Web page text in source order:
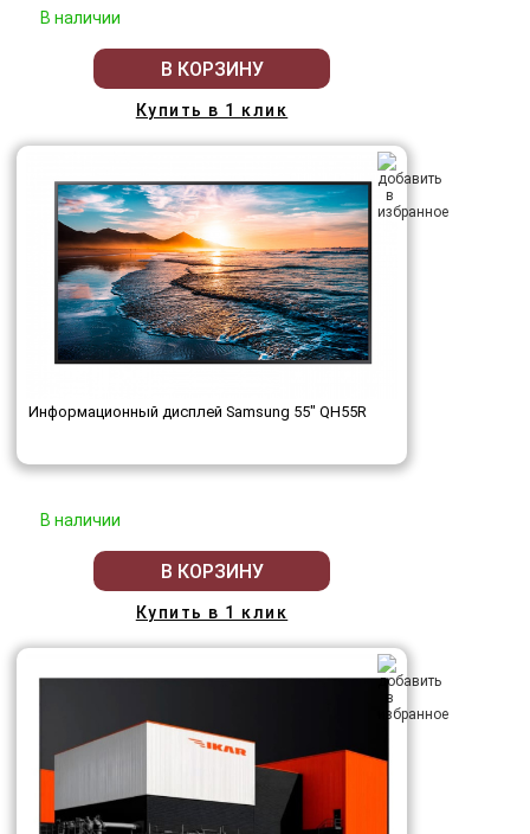
В наличии
В КОРЗИНУ
Купить в 1 клик
Информационный дисплей Samsung 55" QH55R
В наличии
В КОРЗИНУ
Купить в 1 клик